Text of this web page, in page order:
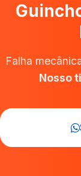
Falha
Nosso